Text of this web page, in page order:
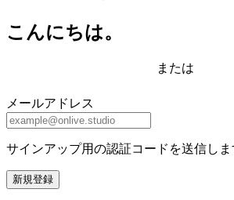
こんにちは。
または
メールアドレス
サインアップ用の認証コードを送信しま
新規登録